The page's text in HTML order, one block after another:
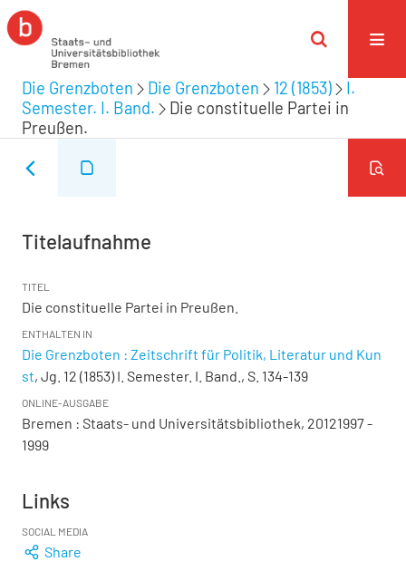
Die Grenzboten Die Grenzboten 12 (1853)
I.
Semester. I. Band.
Die constituelle Partei in
Preußen.
Titelaufnahme
TITEL
Die constituelle Partei in Preußen.
ENTHALTEN IN
Die Grenzboten : Zeitschrift für Politik, Literatur und Kun
st, Jg. 12 (1853) I. Semester. I. Band., S. 134-139
ONLINE-AUSGABE
Bremen : Staats- und Universitätsbibliothek, 20121997 -
1999
Links
SOCIAL MEDIA
Share